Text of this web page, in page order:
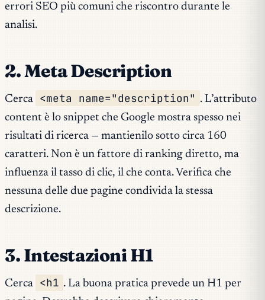
errori SEO più comuni che riscontro durante le
analisi.
2. Meta Description
Cerca <meta name="description" . L’attributo
content è lo snippet che Google mostra spesso nei
risultati di ricerca — mantienilo sotto circa 160
caratteri. Non è un fattore di ranking diretto, ma
influenza il tasso di clic, il che conta. Verifica che
nessuna delle due pagine condivida la stessa
descrizione.
3. Intestazioni H1
Cerca <h1 . La buona pratica prevede un H1 per